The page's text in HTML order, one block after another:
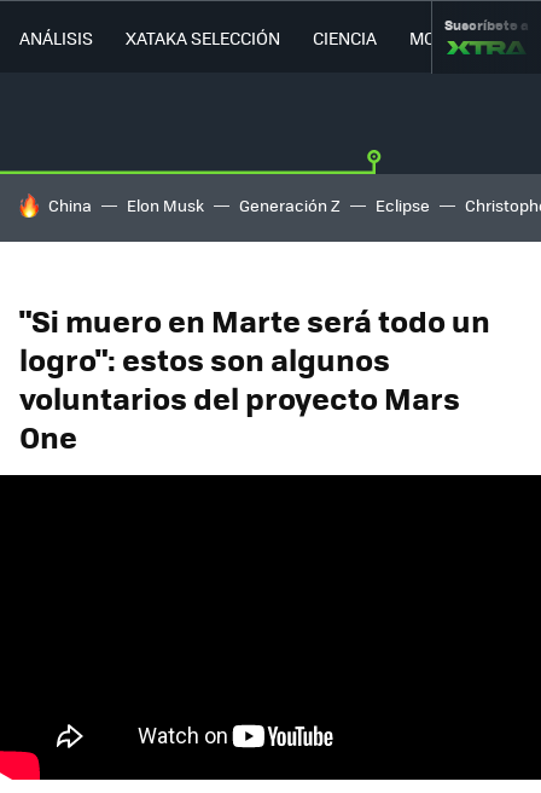
ANÁLISIS XATAKA SELECCIÓN CIENCIA MOVILIDAD
Suscríbete a
HOY SE HABLA DE
China Elon Musk Generación Z Eclipse
"Si muero en Marte será todo un
logro": estos son algunos
voluntarios del proyecto Mars
One